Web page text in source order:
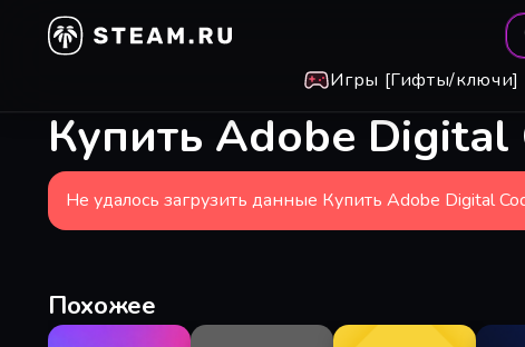
Игры [Гифты/ключи]
Купить Adobe
Не удалось загрузить данные Купить Adobe Digital
Похожее